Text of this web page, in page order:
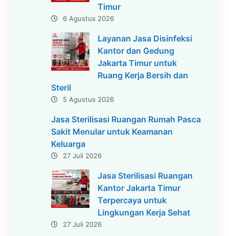
Timur
6 Agustus 2026
Layanan Jasa Disinfeksi
Kantor dan Gedung
Jakarta Timur untuk
Ruang Kerja Bersih dan
Steril
5 Agustus 2026
Jasa Sterilisasi Ruangan Rumah Pasca
Sakit Menular untuk Keamanan
Keluarga
27 Juli 2026
Jasa Sterilisasi Ruangan
Kantor Jakarta Timur
Terpercaya untuk
Lingkungan Kerja Sehat
27 Juli 2026